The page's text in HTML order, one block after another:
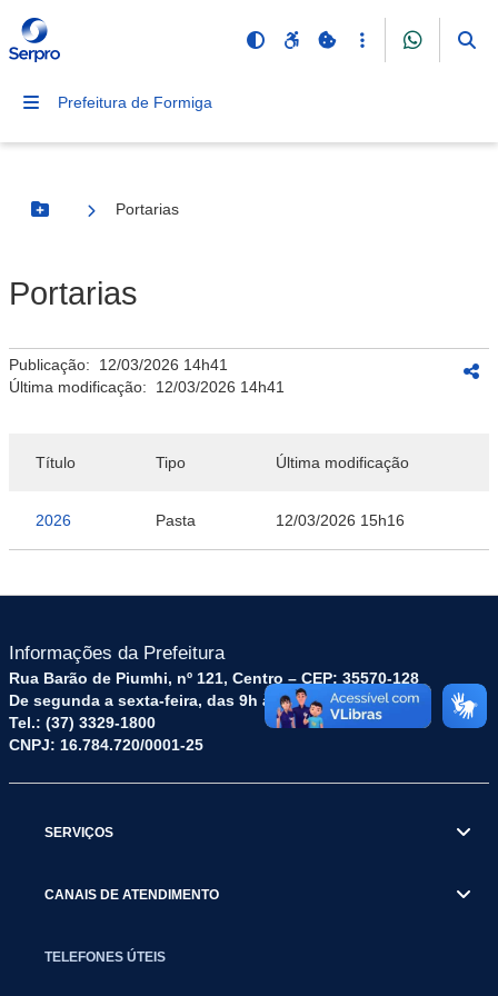
Prefeitura de Formiga
Botão Menu
Portarias
Portarias
Publicação: 12/03/2026 14h41
Última modificação: 12/03/2026 14h41
Título Tipo Última modificação
2026 Pasta 12/03/2026 15h16
Informações da Prefeitura
Rua Barão de Piumhi, nº 121, Centro – CEP: 35570-128
De segunda a sexta-feira, das 9h às 16h
Tel.: (37) 3329-1800
CNPJ: 16.784.720/0001-25
SERVIÇOS
CANAIS DE ATENDIMENTO
TELEFONES ÚTEIS